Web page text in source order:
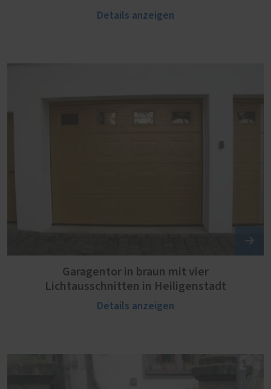
Details anzeigen
Garagentor in braun mit vier
Lichtausschnitten in Heiligenstadt
Details anzeigen